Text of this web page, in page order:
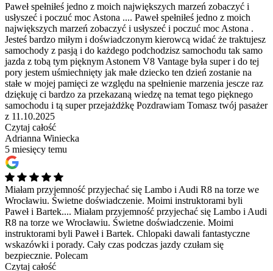
Paweł spełniłeś jedno z moich największych marzeń zobaczyć i
usłyszeć i poczuć moc Astona .... Paweł spełniłeś jedno z moich
największych marzeń zobaczyć i usłyszeć i poczuć moc Astona .
Jesteś bardzo miłym i doświadczonym kierowcą widać że traktujesz
samochody z pasją i do każdego podchodzisz samochodu tak samo
jazda z tobą tym pięknym Astonem V8 Vantage była super i do tej
pory jestem uśmiechnięty jak małe dziecko ten dzień zostanie na
stałe w mojej pamięci ze względu na spełnienie marzenia jescze raz
dziękuję ci bardzo za przekazaną wiedzę na temat tego pięknego
samochodu i tą super przejażdżkę Pozdrawiam Tomasz twój pasażer
z 11.10.2025
Czytaj całość
Adrianna Winiecka
5 miesięcy temu
Miałam przyjemność przyjechać się Lambo i Audi R8 na torze we
Wrocławiu. Świetne doświadczenie. Moimi instruktorami byli
Paweł i Bartek.... Miałam przyjemność przyjechać się Lambo i Audi
R8 na torze we Wrocławiu. Świetne doświadczenie. Moimi
instruktorami byli Paweł i Bartek. Chlopaki dawali fantastyczne
wskazówki i porady. Cały czas podczas jazdy czułam się
bezpiecznie. Polecam
Czytaj całość